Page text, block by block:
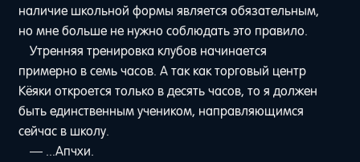
наличие школьной формы является обязательным,
но мне больше не нужно соблюдать это правило.
Утренняя тренировка клубов начинается
примерно в семь часов. А так как торговый центр
Кёяки откроется только в десять часов, то я должен
быть единственным учеником, направляющимся
сейчас в школу.
— ...Апчхи.